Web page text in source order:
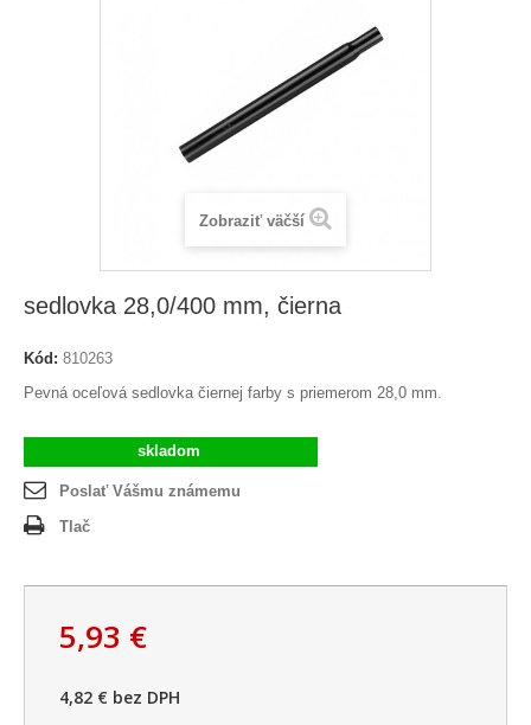
Zobraziť väčší
sedlovka 28,0/400 mm, čierna
Kód: 810263
Pevná oceľová sedlovka čiernej farby s priemerom 28,0 mm.
skladom
Poslať Vášmu známemu
Tlač
5,93 €
4,82 € bez DPH